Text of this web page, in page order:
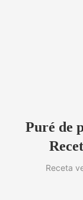
Puré de
Receta